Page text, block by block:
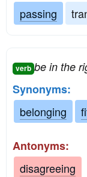
passing
verb be in the
Synonyms:
belonging
Antonyms:
disagreeing